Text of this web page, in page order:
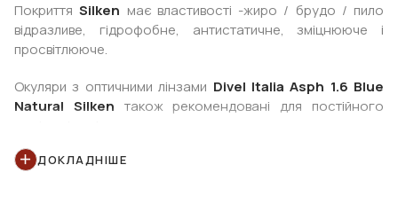
ПокриттяSilken має властивості -жиро / брудо / пило
відразливе, гідрофобне, антистатичне, зміцнююче і
просвітлююче.
Окуляри з оптичними лінзами Divel Italia Asph 1.6 Blue
Natural Silken також рекомендовані для постійного
ДОКЛАДНІШЕ